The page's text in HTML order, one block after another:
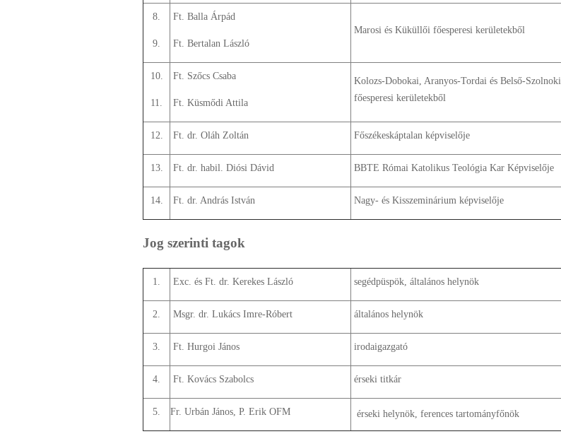
8.
9.
Ft. Balla Árpád
Ft. Bertalan László
Marosi és Küküllői főesperesi kerületekből
10.
11.
Ft. Szőcs Csaba
Ft. Küsmődi Attila
Kolozs-Dobokai, Aranyos-Tordai és Belső-Szolnoki
főesperesi kerületekből
12. Ft. dr. Oláh Zoltán Főszékeskáptalan képviselője
13. Ft. dr. habil. Diósi Dávid BBTE Római Katolikus Teológia Kar Képviselője
14. Ft. dr. András István Nagy- és Kisszeminárium képviselője
Jog szerinti tagok
1. Exc. és Ft. dr. Kerekes László segédpüspök, általános helynök
2. Msgr. dr. Lukács Imre-Róbert általános helynök
3. Ft. Hurgoi János irodaigazgató
4. Ft. Kovács Szabolcs érseki titkár
5. Fr. Urbán János, P. Erik OFM érseki helynök, ferences tartományfőnök